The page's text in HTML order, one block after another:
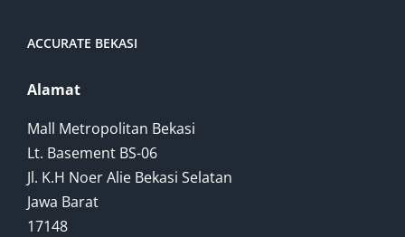
ACCURATE BEKASI
Alamat
Mall Metropolitan Bekasi
Lt. Basement BS-06
Jl. K.H Noer Alie Bekasi Selatan
Jawa Barat
17148